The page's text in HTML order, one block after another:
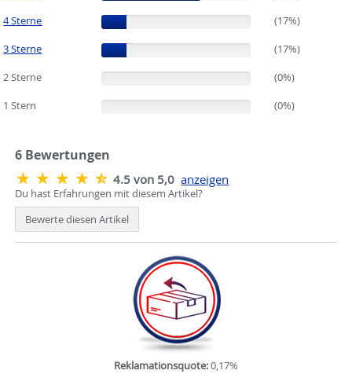
4 Sterne
(17%)
(17%)
3 Sterne
(17%)
(17%)
2 Sterne
(0%)
1 Stern
(0%)
6 Bewertungen
4.5 von 5,0 anzeigen
Du hast Erfahrungen mit diesem Artikel?
Bewerte diesen Artikel
Reklamationsquote:0,17%